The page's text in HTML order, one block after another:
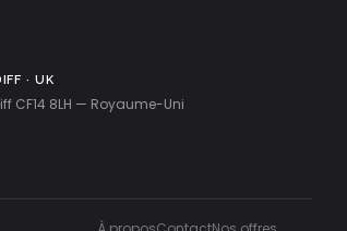
· UK
CF14 8LH — Royaume-Uni